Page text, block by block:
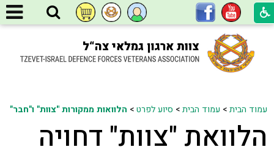
עמוד הבית> עמוד הבית> סיוע לפרט> הלוואות ממקורות "צוות" ו"חבר"
הלוואת "צוות" דחויה